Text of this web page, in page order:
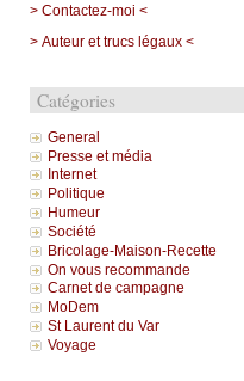
> Contactez-moi <
> Auteur et trucs légaux <
Catégories
General
Presse et média
Internet
Politique
Humeur
Société
Bricolage-Maison-Recette
On vous recommande
Carnet de campagne
MoDem
St Laurent du Var
Voyage